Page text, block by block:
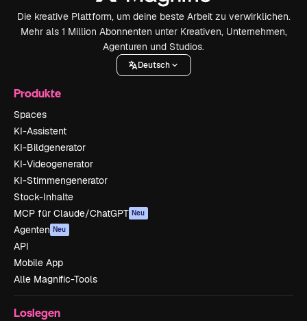
Die kreative Plattform, um deine beste Arbeit zu verwirklichen.
Mehr als 1 Million Abonnenten unter Kreativen, Unternehmen,
Agenturen und Studios.
Deutsch
Produkte
Spaces
KI-Assistent
KI-Bildgenerator
KI-Videogenerator
KI-Stimmengenerator
Stock-Inhalte
MCP für Claude/ChatGPT Neu
Agenten Neu
API
Mobile App
Alle Magnific-Tools
Loslegen